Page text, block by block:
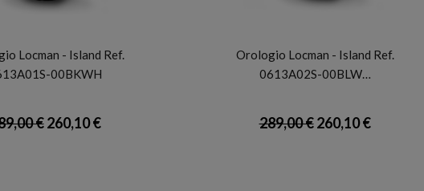
Locman - Island Ref.
00BKWH
€260,10 €
Orologio Locman - Island Ref.
0613A02S-00BLW…
289,00 €260,10 €